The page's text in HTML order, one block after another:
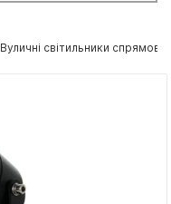
Вуличні світильники